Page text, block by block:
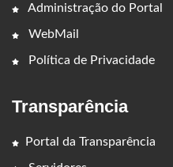
Administração do Portal
WebMail
Política de Privacidade
Transparência
Portal da Transparência